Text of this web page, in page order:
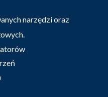
narzędzi oraz